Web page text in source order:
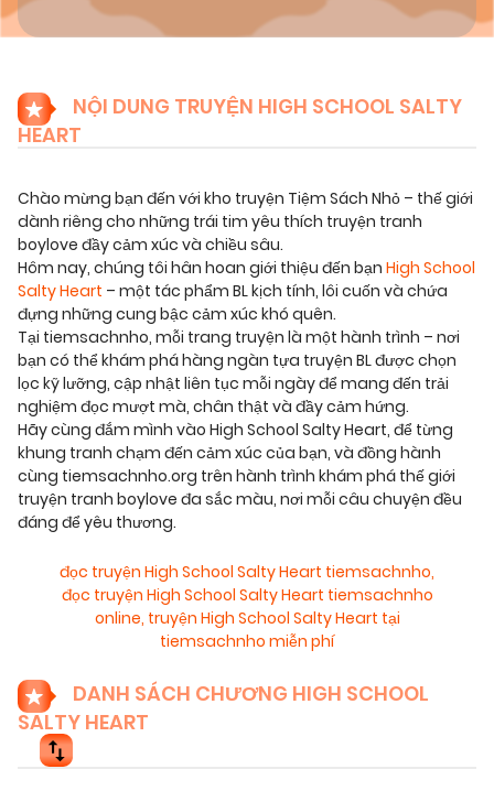
BoyLove, Hài hước Drama, Kịch Tính Lãng Mạn
Tình Cảm, ABO, Manhwa, 18+, Đam Mỹ, Truyện
Tình Cảm Manhwa
Truyện Màu, BoyLove , Hài hước, Drama, Kịch
Tính
Manhwa, 18+, Đam Mỹ, Truyện Màu, BoyLove,
Hài hước, Drama , Kịch Tính, Lãng Mạn, Tình
Cảm, ABO, Manhwa, 18+, Đam Mỹ
BoyLove, Hài hước , Drama, Kịch Tính , Lãng Mạn,
Tình Cảm , ABO, Dưa Leo Truyện
NỘI DUNG TRUYỆN HIGH SCHOOL SALTY
HEART
Chào mừng bạn đến với kho truyện Tiệm Sách Nhỏ – thế giới
dành riêng cho những trái tim yêu thích truyện tranh
boylove đầy cảm xúc và chiều sâu.
Hôm nay, chúng tôi hân hoan giới thiệu đến bạn High School
Salty Heart – một tác phẩm BL kịch tính, lôi cuốn và chứa
đựng những cung bậc cảm xúc khó quên.
Tại tiemsachnho, mỗi trang truyện là một hành trình – nơi
bạn có thể khám phá hàng ngàn tựa truyện BL được chọn
lọc kỹ lưỡng, cập nhật liên tục mỗi ngày để mang đến trải
nghiệm đọc mượt mà, chân thật và đầy cảm hứng.
Hãy cùng đắm mình vào High School Salty Heart, để từng
khung tranh chạm đến cảm xúc của bạn, và đồng hành
cùng tiemsachnho.org trên hành trình khám phá thế giới
truyện tranh boylove đa sắc màu, nơi mỗi câu chuyện đều
đáng để yêu thương.
đọc truyện High School Salty Heart tiemsachnho,
đọc truyện High School Salty Heart tiemsachnho
online, truyện High School Salty Heart tại
tiemsachnho miễn phí
DANH SÁCH CHƯƠNG HIGH SCHOOL
SALTY HEART